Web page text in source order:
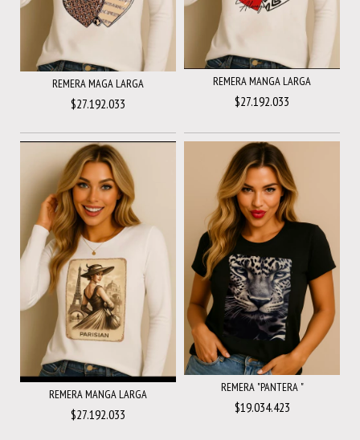
REMERA MAGA LARGA
$27.192.033
REMERA MANGA LARGA
$27.192.033
REMERA MANGA LARGA
$27.192.033
REMERA "PANTERA "
$19.034.423